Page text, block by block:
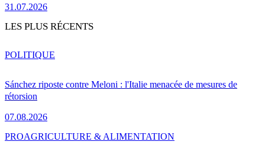
31.07.2026
LES PLUS RÉCENTS
Sánchez riposte contre Meloni : l'Italie menacée de mesures de
rétorsion
07.08.2026
POLITIQUE
PROAGRICULTURE & ALIMENTATION